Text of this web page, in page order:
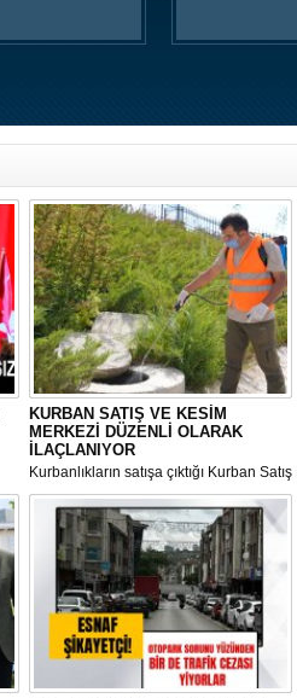
KURBAN SATIŞ VE KESİM
MERKEZİ DÜZENLİ OLARAK
İLAÇLANIYOR
Kurbanlıkların satışa çıktığı Kurban Satış
ve Kesim Merkezi, haşere ve
mikropların önüne geçilmesi amacıyla
her gün Gölbaşı Belediyesi ekipleri
tarafından düzenli olarak ilaçlanıyor.